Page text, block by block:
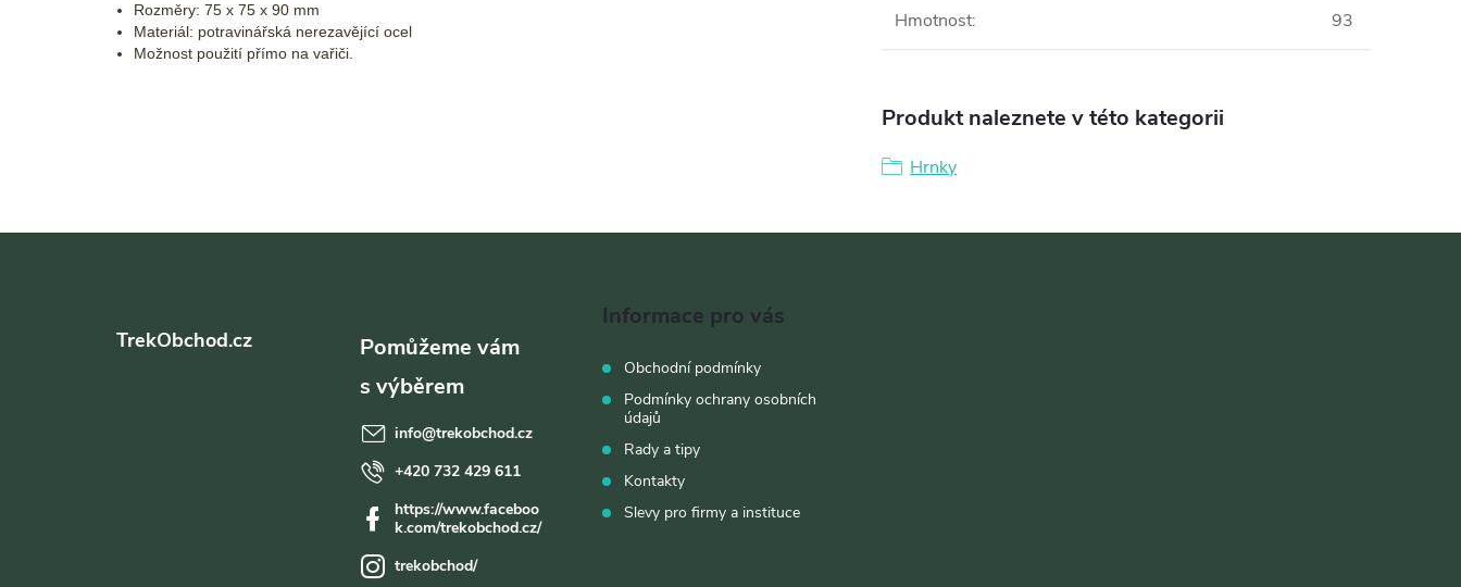
Rozměry: 75 x 75 x 90 mm
Materiál: potravinářská nerezavějící ocel
Možnost použití přímo na vařiči.
Hmotnost: 93
Produkt naleznete v této kategorii
Hrnky
TrekObchod.cz
info@trekobchod.cz
+420 732 429 611
https://www.faceboo
k.com/trekobchod.cz/
trekobchod/
Informace pro vás
Obchodní podmínky
Podmínky ochrany osobních
údajů
Rady a tipy
Kontakty
Slevy pro firmy a instituce